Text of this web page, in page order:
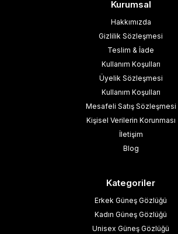
Kurumsal
Hakkımızda
Gizlilik Sözleşmesi
Teslim & İade
Kullanım Koşulları
Üyelik Sözleşmesi
Kullanım Koşulları
Mesafeli Satış Sözleşmesi
Kişisel Verilerin Korunması
İletişim
Blog
Kategoriler
Erkek Güneş Gözlüğü
Kadın Güneş Gözlüğü
Unisex Güneş Gözlüğü